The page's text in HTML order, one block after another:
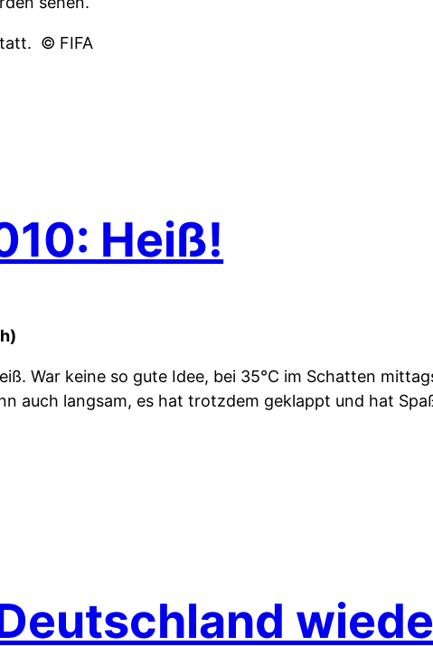
© FIFA
Heiß!
War keine so gute Idee, bei 35°C im Schatten
auch langsam, es hat trotzdem geklappt und hat